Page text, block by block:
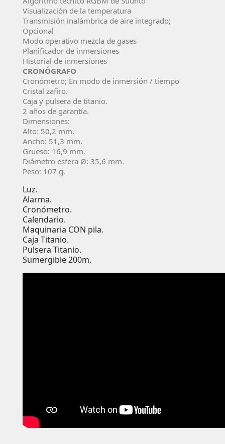
Visualización de la temperatura
Transmisión inalámbrica de aire integrado;
Opcional
Modo operativo mezcla de gases
Planificador de inmersiones
Historial de inmersiones
CRONÓGRAFO
Cronómetro; En modo de inmersión / tiempo
Cristal zafiro.
Caja y pulsera de titanio.
2 años de garantí­a.
Dimensiones:
Alto: 50,2 mm.
Ancho: 51,3 mm.
Grueso: 16,9 mm.
Diámetro esfera Ø: 35,6 mm.
Peso: 107 g.
Luz.
Alarma.
Cronómetro.
Calendario.
Maquinaria CON pila.
Caja Titanio.
Pulsera Titanio.
Sumergible 200m.